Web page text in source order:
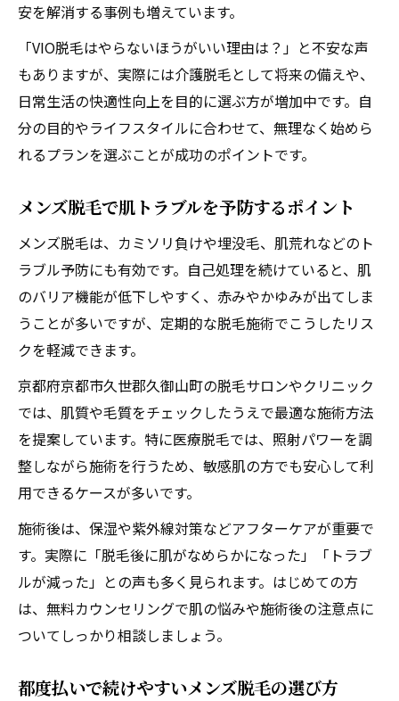
安を解消する事例も増えています。
「VIO脱毛はやらないほうがいい理由は？」と不安な声
もありますが、実際には介護脱毛として将来の備えや、
日常生活の快適性向上を目的に選ぶ方が増加中です。自
分の目的やライフスタイルに合わせて、無理なく始めら
れるプランを選ぶことが成功のポイントです。
メンズ脱毛で肌トラブルを予防するポイント
メンズ脱毛は、カミソリ負けや埋没毛、肌荒れなどのト
ラブル予防にも有効です。自己処理を続けていると、肌
のバリア機能が低下しやすく、赤みやかゆみが出てしま
うことが多いですが、定期的な脱毛施術でこうしたリス
クを軽減できます。
京都府京都市久世郡久御山町の脱毛サロンやクリニック
では、肌質や毛質をチェックしたうえで最適な施術方法
を提案しています。特に医療脱毛では、照射パワーを調
整しながら施術を行うため、敏感肌の方でも安心して利
用できるケースが多いです。
施術後は、保湿や紫外線対策などアフターケアが重要で
す。実際に「脱毛後に肌がなめらかになった」「トラブ
ルが減った」との声も多く見られます。はじめての方
は、無料カウンセリングで肌の悩みや施術後の注意点に
ついてしっかり相談しましょう。
都度払いで続けやすいメンズ脱毛の選び方